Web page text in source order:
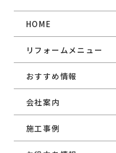
HOME
リフォームメニュー
おすすめ情報
会社案内
施工事例